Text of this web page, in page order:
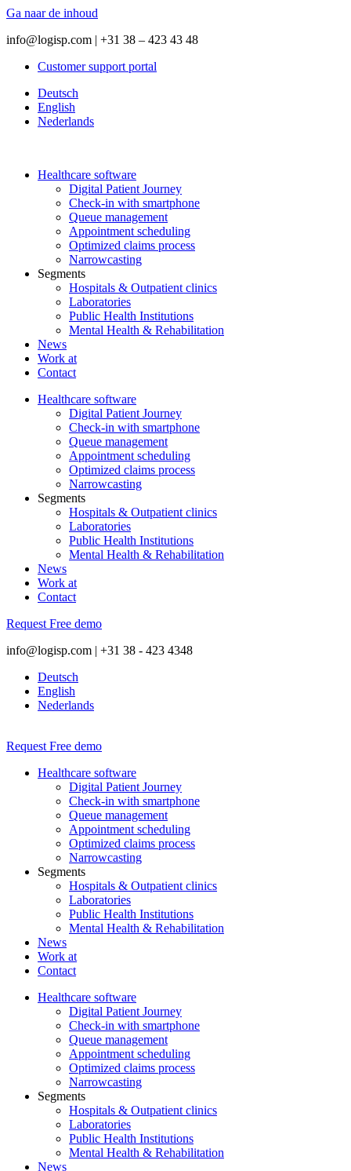
Ga naar de inhoud
info@logisp.com | +31 38 – 423 43 48
Customer support portal
Deutsch
English
Nederlands
Healthcare software
Digital Patient Journey
Check-in with smartphone
Queue management
Appointment scheduling
Optimized claims process
Narrowcasting
Segments
Hospitals & Outpatient clinics
Laboratories
Public Health Institutions
Mental Health & Rehabilitation
News
Work at
Contact
Healthcare software
Digital Patient Journey
Check-in with smartphone
Queue management
Appointment scheduling
Optimized claims process
Narrowcasting
Segments
Hospitals & Outpatient clinics
Laboratories
Public Health Institutions
Mental Health & Rehabilitation
News
Work at
Contact
Request Free demo
info@logisp.com | +31 38 - 423 4348
Deutsch
English
Nederlands
Request Free demo
Healthcare software
Digital Patient Journey
Check-in with smartphone
Queue management
Appointment scheduling
Optimized claims process
Narrowcasting
Segments
Hospitals & Outpatient clinics
Laboratories
Public Health Institutions
Mental Health & Rehabilitation
News
Work at
Contact
Healthcare software
Digital Patient Journey
Check-in with smartphone
Queue management
Appointment scheduling
Optimized claims process
Narrowcasting
Segments
Hospitals & Outpatient clinics
Laboratories
Public Health Institutions
Mental Health & Rehabilitation
News